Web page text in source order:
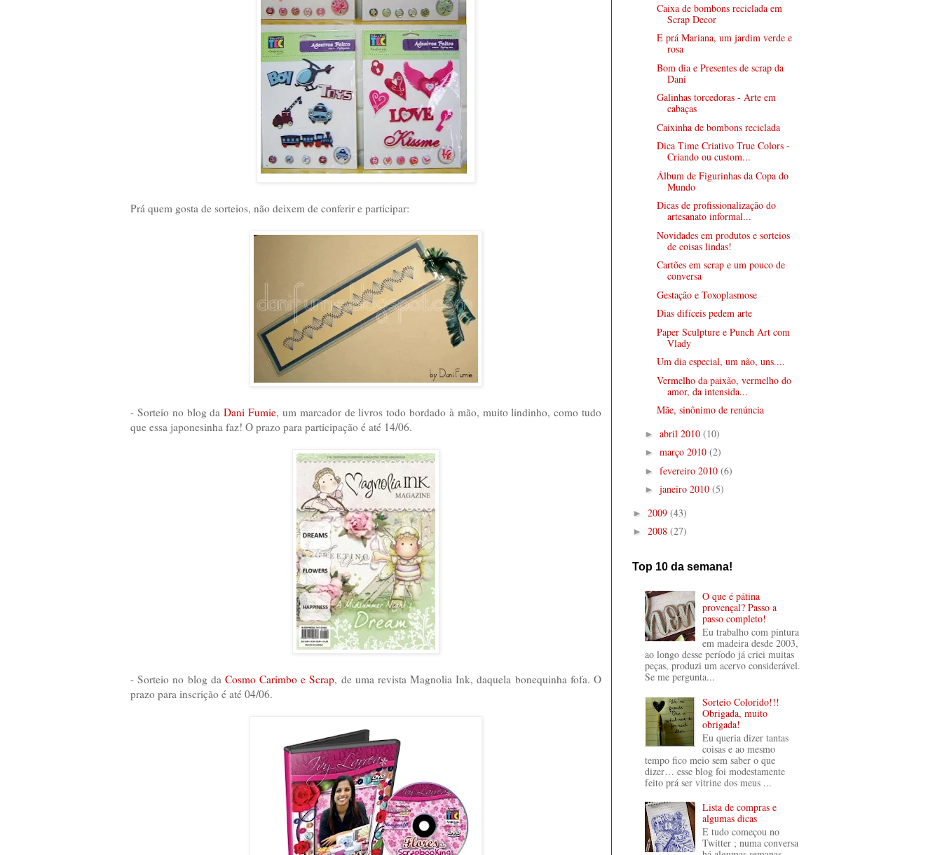
Prá quem gosta de sorteios, não deixem de conferir e participar:
- Sorteio no blog daDani Fumie, um marcador de livros todo bordado à mão, muito lindinho, como tudo
que essa japonesinha faz! O prazo para participação é até 14/06.
- Sorteio no blog da Cosmo Carimbo e Scrap, de uma revista Magnolia Ink, daquela bonequinha fofa. O
prazo para inscrição é até 04/06.
Caixa de bombons reciclada em
Scrap Decor
E prá Mariana, um jardim verde e
rosa
Bom dia e Presentes de scrap da
Dani
Galinhas torcedoras - Arte em
cabaças
Caixinha de bombons reciclada
Dica Time Criativo True Colors -
Criando ou custom...
Álbum de Figurinhas da Copa do
Mundo
Dicas de profissionalização do
artesanato informal...
Novidades em produtos e sorteios
de coisas lindas!
Cartões em scrap e um pouco de
conversa
Gestação e Toxoplasmose
Dias difíceis pedem arte
Paper Sculpture e Punch Art com
Vlady
Um dia especial, um não, uns....
Vermelho da paixão, vermelho do
amor, da intensida...
Mãe, sinônimo de renúncia
► abril 2010 (10)
► março 2010 (2)
► fevereiro 2010 (6)
► janeiro 2010 (5)
► 2009 (43)
► 2008 (27)
Top 10 da semana!
O que é pátina
provençal? Passo a
passo completo!
Eu trabalho com pintura
em madeira desde 2003,
ao longo desse período já criei muitas
peças, produzi um acervo considerável.
Se me pergunta...
Sorteio Colorido!!!
Obrigada, muito
obrigada!
Eu queria dizer tantas
coisas e ao mesmo
tempo fico meio sem saber o que
dizer… esse blog foi modestamente
feito prá ser vitrine dos meus ...
Lista de compras e
algumas dicas
E tudo começou no
Twitter ; numa conversa